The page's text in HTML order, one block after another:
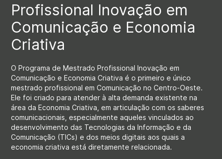
Profissional Inovação em
Comunicação e Economia
Criativa
O Programa de Mestrado Profissional Inovação em
Comunicação e Economia Criativa é o primeiro e único
mestrado profissional em Comunicação no Centro-Oeste.
Ele foi criado para atender à alta demanda existente na
área da Economia Criativa, em articulação com os saberes
comunicacionais, especialmente aqueles vinculados ao
desenvolvimento das Tecnologias da Informação e da
Comunicação (TICs) e dos meios digitais aos quais a
economia criativa está diretamente relacionada.